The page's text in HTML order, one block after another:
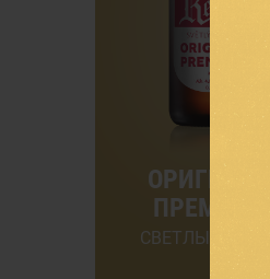
ОРИГИНАЛ
ПРЕМИУМ
СВЕТЛЫЙ ЛАГЕР